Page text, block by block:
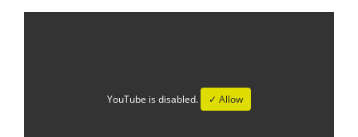
YouTube is disabled. ✓ Allow